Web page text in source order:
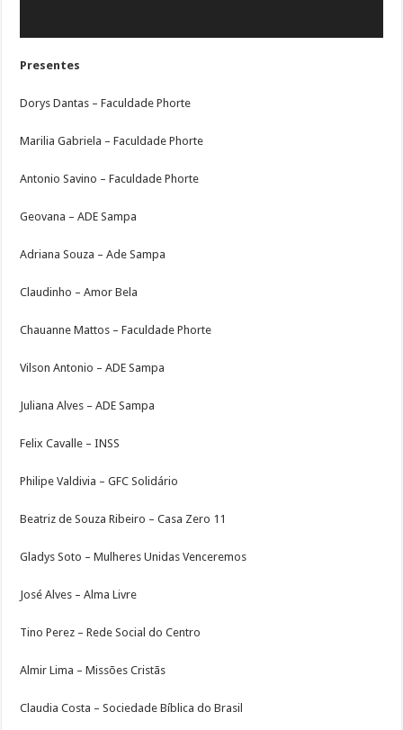
Presentes
Dorys Dantas – Faculdade Phorte
Marilia Gabriela – Faculdade Phorte
Antonio Savino – Faculdade Phorte
Geovana – ADE Sampa
Adriana Souza – Ade Sampa
Claudinho – Amor Bela
Chauanne Mattos – Faculdade Phorte
Vilson Antonio – ADE Sampa
Juliana Alves – ADE Sampa
Felix Cavalle – INSS
Philipe Valdivia – GFC Solidário
Beatriz de Souza Ribeiro – Casa Zero 11
Gladys Soto – Mulheres Unidas Venceremos
José Alves – Alma Livre
Tino Perez – Rede Social do Centro
Almir Lima – Missões Cristãs
Claudia Costa – Sociedade Bíblica do Brasil